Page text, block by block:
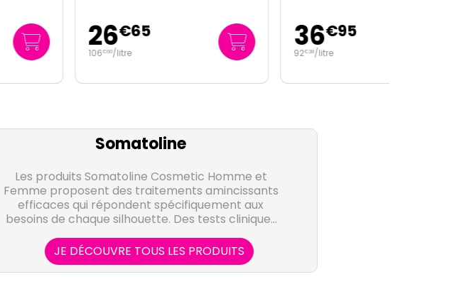
26€65
106€ /litre 36€95
€38 litre
Somatoline
Les produits Somatoline Cosmetic Homme et
Femme proposent des traitements amincissants
efficaces qui répondent spécifiquement aux
besoins de chaque silhouette. Des tests cliniques
effectués et reconnus par la communauté
scientifique Internationale.
JE DÉCOUVRE TOUS LES PRODUITS